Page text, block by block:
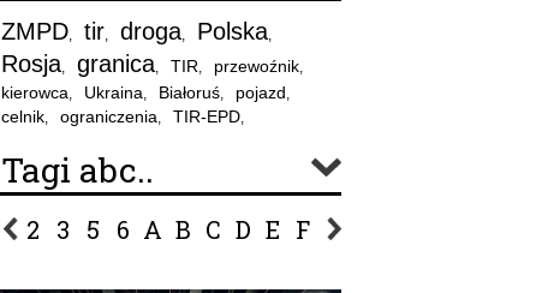
ZMPD, tir, droga, Polska,
Rosja, granica, TIR, przewoźnik,
kierowca, Ukraina, Białoruś, pojazd,
celnik, ograniczenia, TIR-EPD,
Tagi abc..
2 3 5 6 A B C D E F G